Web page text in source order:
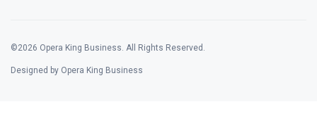
©2026 Opera King Business. All Rights Reserved.
Designed by Opera King Business